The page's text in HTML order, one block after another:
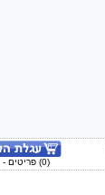
(0) פריטים - 0.00 ₪